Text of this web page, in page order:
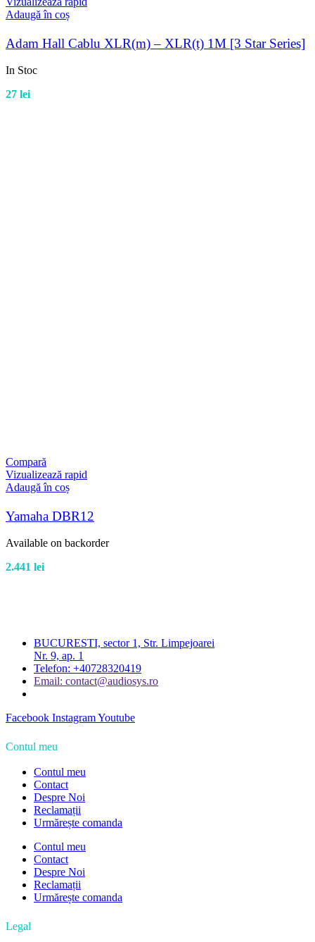
Adaugă în coș
Adam Hall Cablu XLR(m) – XLR(t) 1M [3 Star Series]
In Stoc
27 lei
Compară
Vizualizează rapid
Adaugă în coș
Yamaha DBR12
Available on backorder
2.441 lei
BUCURESTI, sector 1, Str. Limpejoarei
Nr. 9, ap. 1
Telefon: +40728320419
Email: contact@audiosys.ro
Facebook InstagramYoutube
Contul meu
Contul meu
Contact
Despre Noi
Reclamații
Urmărește comanda
Contul meu
Contact
Despre Noi
Reclamații
Urmărește comanda
Legal